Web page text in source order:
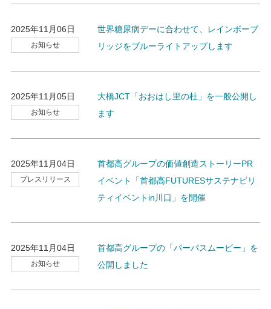
2025年11月06日
お知らせ
世界糖尿病デーに合わせて、レインボーブ
リッジをブルーライトアップします
2025年11月05日
お知らせ
大橋JCT「おおはし里の杜」を一般公開し
ます
2025年11月04日
プレスリリース
首都高グループの価値創造ストーリーPR
イベント「首都高FUTURESサステナビリ
ティイベントin川口」を開催
2025年11月04日
お知らせ
首都高グループの「パーパスムービー」を
公開しました